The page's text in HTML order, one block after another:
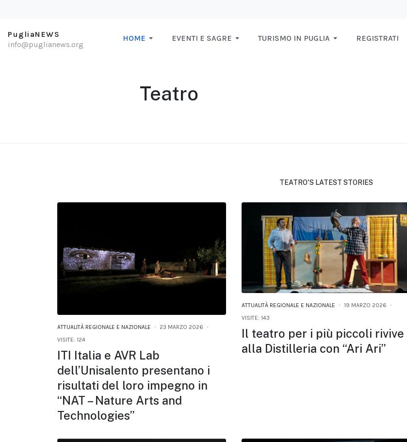
PugliaNEWS
info@puglianews.org
HOME EVENTI E SAGRE TURISMO IN PUGLIA REGISTRATI
Teatro
TEATRO'S LATEST STORIES
ATTUALITÀ REGIONALE E NAZIONALE
23 MARZO 2026
VISITE: 124
ITI Italia e AVR Lab
dell’Unisalento presentano i
risultati del loro impegno in
“NAT – Nature Arts and
Technologies”
ATTUALITÀ REGIONALE E NAZIONALE
19 MARZO 2026
VISITE: 143
Il teatro per i più piccoli rivive
alla Distilleria con “Ari Ari”